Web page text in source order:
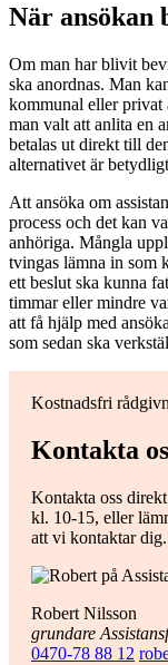
När ansökan
Om man har blivit
ska anordnas. Man
kommunal eller privat
man valt att anlita en
betalas ut direkt till
alternativet är
Att ansöka om
process och det kan
anhöriga. Mångla
tvingas lämna in som
ett beslut ska kunna
timmar eller mindre
att få hjälp med
som sedan ska
Kostnadsfri
Kontakta
Kontakta oss
kl. 10-15, eller
att vi kontaktar dig.
Robert Nilsson
grundare
0470-78 88 12